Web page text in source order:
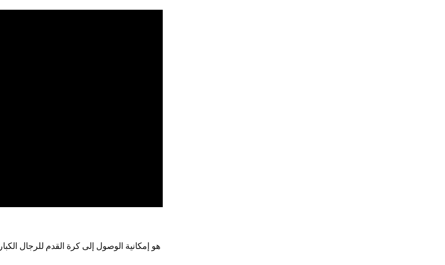
من المزايا الرئيسية لبرنامج FCV Gap Year Pathway هو إمكانية الوصول إلى كرة القدم للرجال الكبار